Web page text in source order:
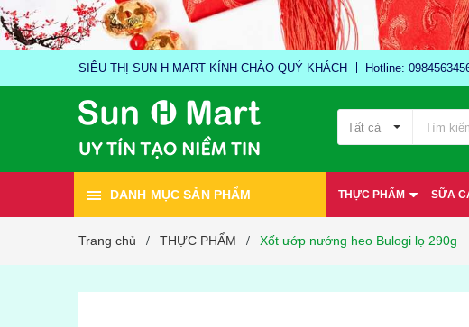
SIÊU THỊ SUN H MART KÍNH CHÀO QUÝ KHÁCH Hotline:
Tất cả
DANH MỤC SẢN PHẨM THỰC PHẨM SỮA
Trang chủ / THỰC PHẨM / Xốt ướp nướng heo Bulogi lọ 290g